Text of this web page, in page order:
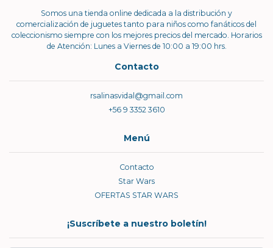
Somos una tienda online dedicada a la distribución y
comercialización de juguetes tanto para niños como fanáticos del
coleccionismo siempre con los mejores precios del mercado. Horarios
de Atención: Lunes a Viernes de 10:00 a 19:00 hrs.
Contacto
rsalinasvidal@gmail.com
+56 9 3352 3610
Menú
Contacto
Star Wars
OFERTAS STAR WARS
¡Suscríbete a nuestro boletín!